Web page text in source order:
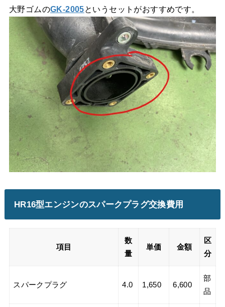
大野ゴムのGK-2005 というセットがおすすめです。
HR16型エンジンのスパークプラグ交換費用
項目
数
量
単価 金額
区
分
スパークプラグ 4.0 1,650 6,600
部
品